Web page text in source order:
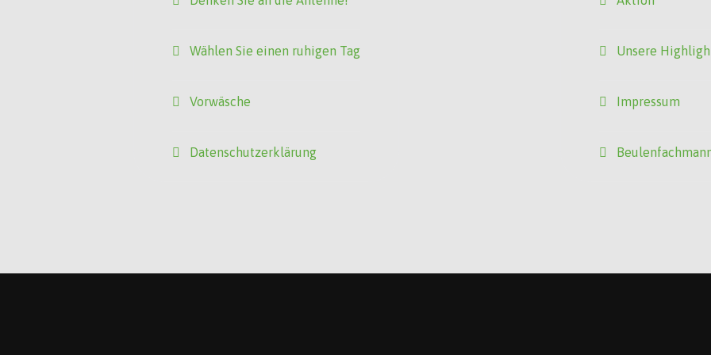
Wählen Sie einen ruhigen Tag
Vorwäsche
Datenschutzerklärung
Unsere
Impressum